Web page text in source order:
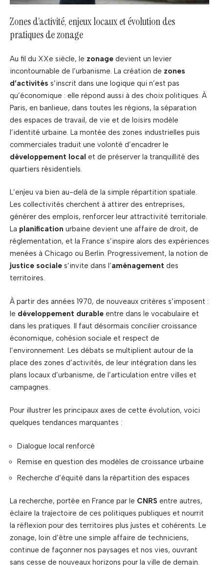
Zones d’activité, enjeux locaux et évolution des
pratiques de zonage
Au fil du XXe siècle, le zonage devient un levier
incontournable de l’urbanisme. La création de zones
d’activités s’inscrit dans une logique qui n’est pas
qu’économique : elle répond aussi à des choix politiques. À
Paris, en banlieue, dans toutes les régions, la séparation
des espaces de travail, de vie et de loisirs modèle
l’identité urbaine. La montée des zones industrielles puis
commerciales traduit une volonté d’encadrer le
développement local et de préserver la tranquillité des
quartiers résidentiels.
L’enjeu va bien au-delà de la simple répartition spatiale.
Les collectivités cherchent à attirer des entreprises,
générer des emplois, renforcer leur attractivité territoriale.
La planification urbaine devient une affaire de droit, de
réglementation, et la France s’inspire alors des expériences
menées à Chicago ou Berlin. Progressivement, la notion de
justice sociale s’invite dans l’aménagement des
territoires.
À partir des années 1970, de nouveaux critères s’imposent :
le développement durable entre dans le vocabulaire et
dans les pratiques. Il faut désormais concilier croissance
économique, cohésion sociale et respect de
l’environnement. Les débats se multiplient autour de la
place des zones d’activités, de leur intégration dans les
plans locaux d’urbanisme, de l’articulation entre villes et
campagnes.
Pour illustrer les principaux axes de cette évolution, voici
quelques tendances marquantes :
Dialogue local renforcé
Remise en question des modèles de croissance urbaine
Recherche d’équité dans la répartition des espaces
La recherche, portée en France par le CNRS entre autres,
éclaire la trajectoire de ces politiques publiques et nourrit
la réflexion pour des territoires plus justes et cohérents. Le
zonage, loin d’être une simple affaire de techniciens,
continue de façonner nos paysages et nos vies, ouvrant
sans cesse de nouveaux horizons pour la ville de demain.